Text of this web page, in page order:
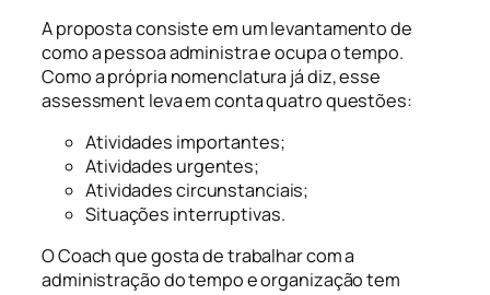
A proposta consiste em um levantamento de
como a pessoa administra e ocupa o tempo.
Como a própria nomenclatura já diz, esse
assessment leva em conta quatro questões:
Atividades importantes;
Atividades urgentes;
Atividades circunstanciais;
Situações interruptivas.
O Coach que gosta de trabalhar com a
administração do tempo e organização tem